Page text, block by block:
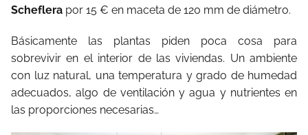
Scheflera por 15 € en maceta de 120 mm de diámetro.
Básicamente las plantas piden poca cosa para
sobrevivir en el interior de las viviendas. Un ambiente
con luz natural, una temperatura y grado de humedad
adecuados, algo de ventilación y agua y nutrientes en
las proporciones necesarias…